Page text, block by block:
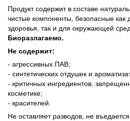
Продукт содержит в составе
чистые компоненты, безопасные как
здоровья, так и для окружающей
Биоразлагаемо.
Не содержит:
- агрессивных ПАВ;
- синтетических отдушек и
- критичных ингредиентов,
косметике;
- красителей.
Не оставляет разводов, не